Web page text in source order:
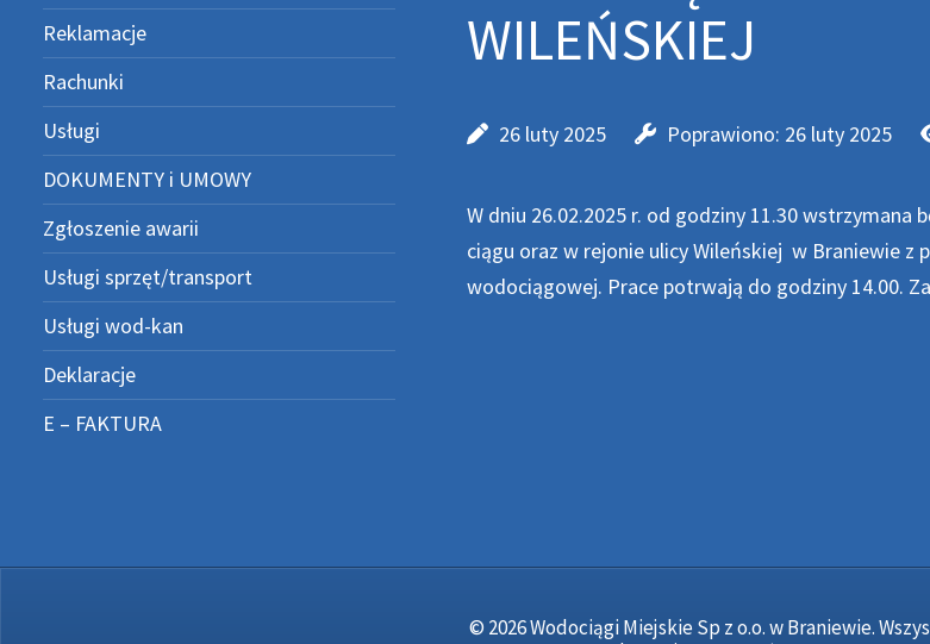
Reklamacje
Rachunki
Usługi
DOKUMENTY i UMOWY
Zgłoszenie awarii
Usługi sprzęt/transport
Usługi wod-kan
Deklaracje
E – FAKTURA
WILEŃSKIEJ
26 luty 2025 Poprawiono: 26 luty 2025
W dniu 26.02.2025 r. od godziny 11.30 wstrzymana
ciągu oraz w rejonie ulicy Wileńskiej w Braniewie z
wodociągowej. Prace potrwają do godziny 14.00.
© 2026 Wodociągi Miejskie Sp z o.o. w Braniewie.